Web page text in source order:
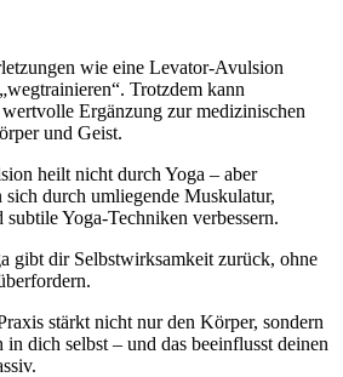
wie eine Levator-Avulsion
Trotzdem kann
Ergänzung zur medizinischen
und Geist.
heilt nicht durch Yoga – aber
sich durch umliegende Muskulatur,
Yoga-Techniken verbessern.
gibt dir Selbstwirksamkeit zurück, ohne
stärkt nicht nur den Körper, sondern
in dich selbst – und das beeinflusst deinen